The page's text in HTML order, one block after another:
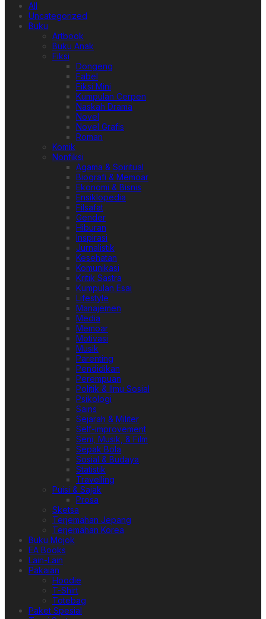
All
Uncategorized
Buku
Artbook
Buku Anak
Fiksi
Dongeng
Fabel
Fiksi Mini
Kumpulan Cerpen
Naskah Drama
Novel
Novel Grafis
Roman
Komik
Nonfiksi
Agama & Spiritual
Biografi & Memoar
Ekonomi & Bisnis
Ensiklopedia
Filsafat
Gender
Hiburan
Inspirasi
Jurnalistik
Kesehatan
Komunikasi
Kritik Sastra
Kumpulan Esai
Lifestyle
Manajemen
Media
Memoar
Motivasi
Musik
Parenting
Pendidikan
Perempuan
Politik & Ilmu Sosial
Psikologi
Sains
Sejarah & Militer
Self-improvement
Seni, Musik, & Film
Sepak Bola
Sosial & Budaya
Statistik
Travelling
Puisi & Sajak
Prosa
Sketsa
Terjemahan Jepang
Terjemahan Korea
Buku Mojok
EA Books
Lain-Lain
Pakaian
Hoodie
T-Shirt
Totebag
Paket Spesial